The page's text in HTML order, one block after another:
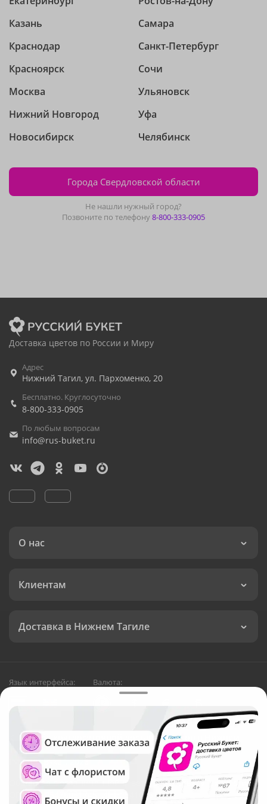
Казань
Краснодар
Красноярск
Москва
Нижний Новгород
Новосибирск
Самара
Санкт-Петербург
Сочи
Ульяновск
Уфа
Челябинск
Города Свердловской области
Не нашли нужный город?
Позвоните по телефону8-800-333-0905
Доставка цветов по России и Миру
Адрес
Нижний Тагил, ул. Пархоменко, 20
Бесплатно. Круглосуточно
8-800-333-0905
По любым вопросам
info@rus-buket.ru
О нас
Клиентам
Доставка в Нижнем Тагиле
Язык интерфейса: Валюта:
Служба круглосуточной доставки цветов в Нижнем
Тагиле
Русский Букет, 2026
Общество с ограниченной ответственностью «Технология»
ОГРН: 1195476081745, ИНН: 5410081997